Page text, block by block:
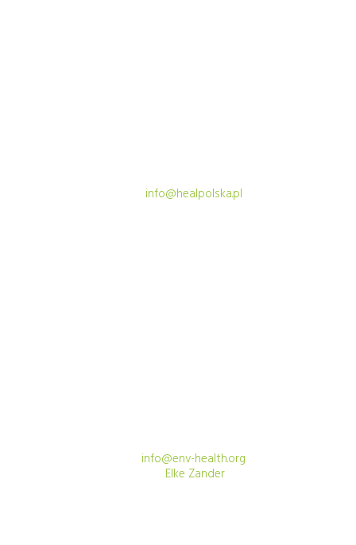
info@healpolska.pl
info@env-health.org
Elke Zander